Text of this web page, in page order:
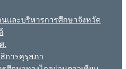
และบริหารการศึกษาจังหวัด
.
การคุรุสภา